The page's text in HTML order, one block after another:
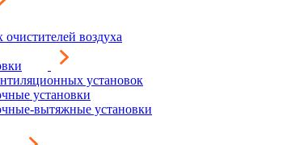
воздуха
установок
установки
вытяжные установки